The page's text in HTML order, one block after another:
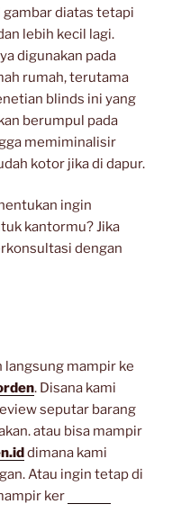
diatas tetapi
lebih kecil lagi.
digunakan pada
rumah, terutama
blinds ini yang
berumpul pada
memiminalisir
kotor jika di dapur.
ingin
kantormu? Jika
dengan
langsung mampir ke
. Disana kami
seputar barang
atau bisa mampir
dimana kami
Atau ingin tetap di
ker